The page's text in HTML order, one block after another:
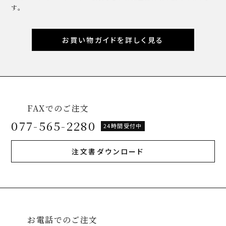
す。
お買い物ガイドを詳しく見る
FAXでのご注文
077-565-2280 24時間受付中
注文書ダウンロード
お電話でのご注文